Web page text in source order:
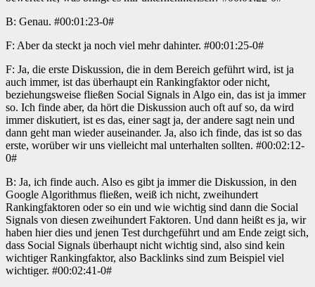
B: Genau. #00:01:23-0#
F: Aber da steckt ja noch viel mehr dahinter. #00:01:25-0#
F: Ja, die erste Diskussion, die in dem Bereich geführt wird, ist ja
auch immer, ist das überhaupt ein Rankingfaktor oder nicht,
beziehungsweise fließen Social Signals in Algo ein, das ist ja immer
so. Ich finde aber, da hört die Diskussion auch oft auf so, da wird
immer diskutiert, ist es das, einer sagt ja, der andere sagt nein und
dann geht man wieder auseinander. Ja, also ich finde, das ist so das
erste, worüber wir uns vielleicht mal unterhalten sollten. #00:02:12-
0#
B: Ja, ich finde auch. Also es gibt ja immer die Diskussion, in den
Google Algorithmus fließen, weiß ich nicht, zweihundert
Rankingfaktoren oder so ein und wie wichtig sind dann die Social
Signals von diesen zweihundert Faktoren. Und dann heißt es ja, wir
haben hier dies und jenen Test durchgeführt und am Ende zeigt sich,
dass Social Signals überhaupt nicht wichtig sind, also sind kein
wichtiger Rankingfaktor, also Backlinks sind zum Beispiel viel
wichtiger. #00:02:41-0#